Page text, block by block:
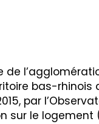
de
bas-
par
sur le logement